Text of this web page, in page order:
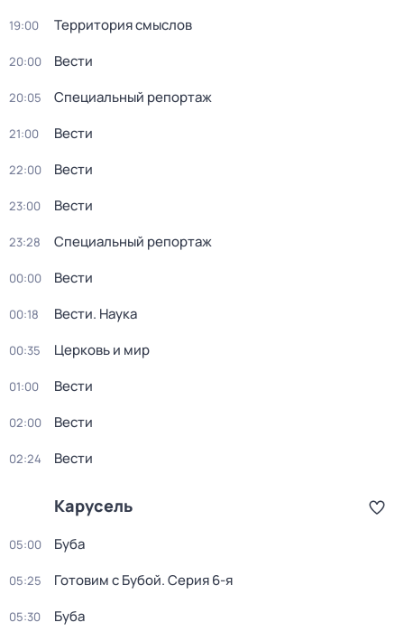
19:00 Территория смыслов
20:00 Вести
20:05 Специальный репортаж
21:00 Вести
22:00 Вести
23:00 Вести
23:28 Специальный репортаж
00:00 Вести
00:18 Вести. Наука
00:35 Церковь и мир
01:00 Вести
02:00 Вести
02:24 Вести
Карусель
05:00 Буба
05:25 Готовим с Бубой. Серия 6-я
05:30 Буба